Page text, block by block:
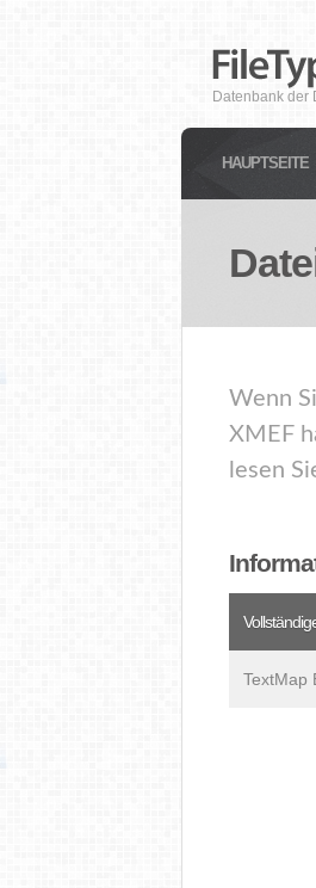
Datenbank der
HAUPTSEITE
Wenn
XMEF
lesen
TextMap